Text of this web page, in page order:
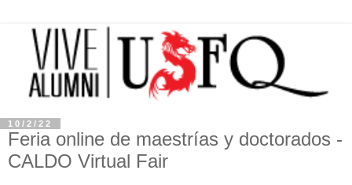
10/2/22
Feria online de maestrías y doctorados -
CALDO Virtual Fair